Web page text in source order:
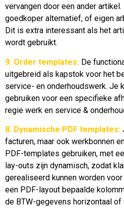
vervangen door een ander
goedkoper alternatief, of eigen
Dit is extra interessant als het
wordt gebruikt.
9. Order templates: De
uitgebreid als kapstok voor het
service- en onderhoudswerk. Je
gebruiken voor een specifieke
regie werk en service &
8. Dynamische PDF templates:
facturen, maar ook werkbonnen
PDF-templates gebruiken, met
lay-outs zijn dynamisch, zodat
gerealiseerd kunnen worden
een PDF-layout bepaalde
de BTW-gegevens horizontaal of